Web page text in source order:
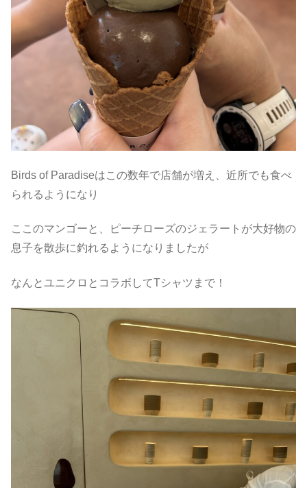
Birds of Paradiseはこの数年で店舗が増え、近所でも食べ
られるようになり
ここのマンゴーと、ピーチローズのジェラートが大好物の
息子を散歩に釣れるようになりましたが
なんとユニクロとコラボしてTシャツまで！